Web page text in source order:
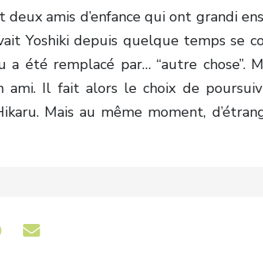
deux amis d’enfance qui ont grandi
Yoshiki depuis quelque temps se
été remplacé par… “autre chose”.
ami. Il fait alors le choix de
Mais au même moment,
Share on Telegram